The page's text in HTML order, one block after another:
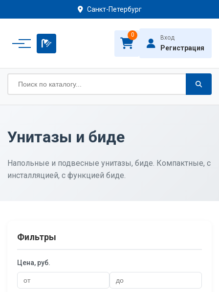
Санкт-Петербург
0 Вход
Регистрация
Унитазы и биде
Напольные и подвесные унитазы, биде. Компактные, с
инсталляцией, с функцией биде.
Фильтры
Цена, руб.